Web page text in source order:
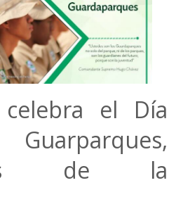
celebra el Día
de la